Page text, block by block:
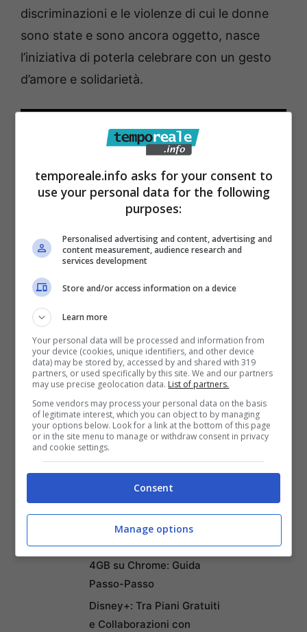
discriminazioni e le violenze di cui le donne
sono state e sono ancora oggetto, nasce
l’iniziativa di poterla celebrare con un gesto
d’amore e solidarietà.
Articoli recentiCome Fermare i Download
Automatici di Modelli AI da
4GB su Chrome: Guida
Passo-Passo
Disney+: Tra Piani Gratuiti
e Collaborazioni con
temporeale.info asks for your consent to
use your personal data for the following
purposes:
Personalised advertising and content, advertising and
content measurement, audience research and
services development
Store and/or access information on a device
Learn more
Your personal data will be processed and information from
your device (cookies, unique identifiers, and other device
data) may be stored by, accessed by and shared with 319
partners, or used specifically by this site. We and our partners
may use precise geolocation data. List of partners.
Some vendors may process your personal data on the basis
of legitimate interest, which you can object to by managing
your options below. Look for a link at the bottom of this page
or in the site menu to manage or withdraw consent in privacy
and cookie settings.
Consent
Manage options